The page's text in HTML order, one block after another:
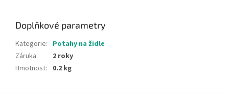
Doplňkové parametry
Kategorie: Potahy na židle
Záruka:
2 roky
Hmotnost: 0.2 kg